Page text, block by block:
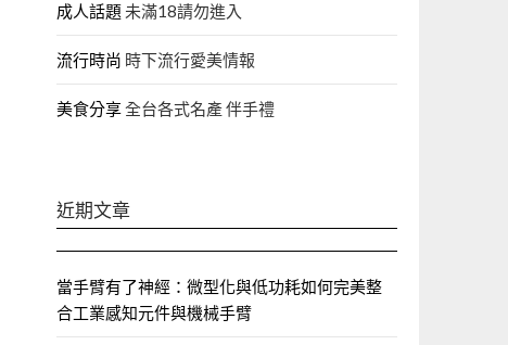
成人話題 未滿18請勿進入
流行時尚 時下流行愛美情報
美食分享全台各式名產 伴手禮
近期文章
當手臂有了神經：微型化與低功耗如何完美整
合工業感知元件與機械手臂